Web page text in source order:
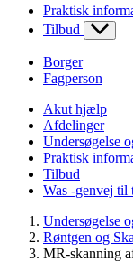
Praktisk
Tilbud
Borger
Fagperson
Akut hjælp
Afdelinger
Undersøgelse
Praktisk
Tilbud
Was -genvej
Undersøgelse
Røntgen og
MR-skanning